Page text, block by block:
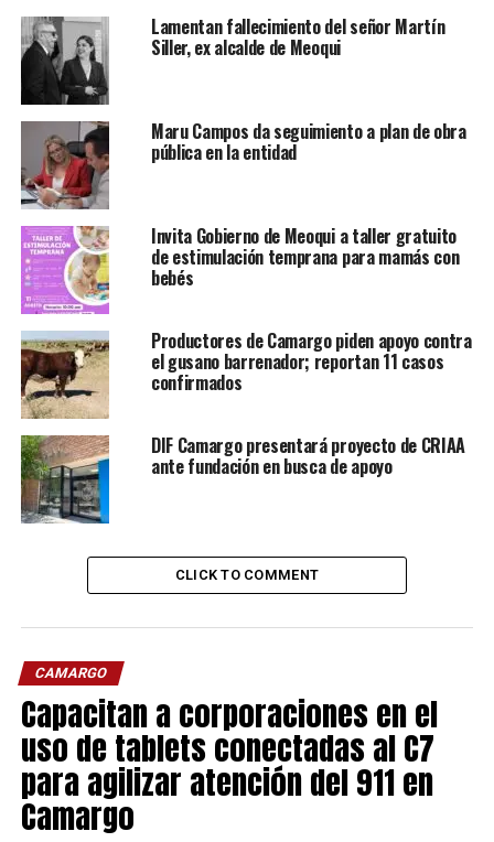
Lamentan fallecimiento del señor Martín
Siller, ex alcalde de Meoqui
Maru Campos da seguimiento a plan de obra
pública en la entidad
Invita Gobierno de Meoqui a taller gratuito
de estimulación temprana para mamás con
bebés
Productores de Camargo piden apoyo contra
el gusano barrenador; reportan 11 casos
confirmados
DIF Camargo presentará proyecto de CRIAA
ante fundación en busca de apoyo
CLICK TO COMMENT
CAMARGO
Capacitan a corporaciones en el
uso de tablets conectadas al C7
para agilizar atención del 911 en
Camargo